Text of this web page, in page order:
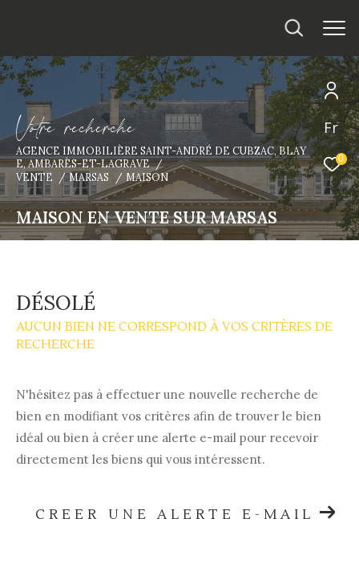
Fr
0
Votre recherche
AGENCE IMMOBILIÈRE SAINT-ANDRÉ DE CUBZAC, BLAY
E, AMBARÈS-ET-LAGRAVE
VENTE
MARSAS MAISON
MAISON EN VENTE SUR MARSAS
DÉSOLÉ
AUCUN BIEN NE CORRESPOND À VOS CRITÈRES DE
RECHERCHE
N'hésitez pas à effectuer une nouvelle recherche de
bien en modifiant vos critères afin de trouver le bien
idéal ou bien à créer une alerte e-mail pour recevoir
directement les biens qui vous intéressent.
CREER UNE ALERTE E-MAIL